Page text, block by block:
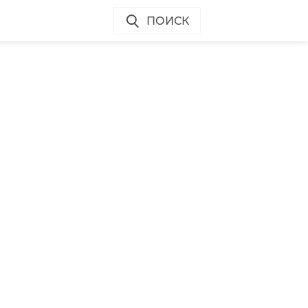
ПОИСК